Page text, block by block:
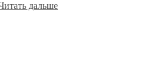
дальше